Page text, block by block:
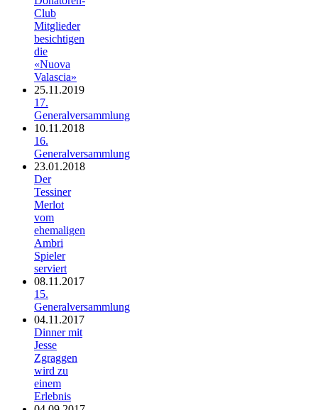
Club
Mitglieder
besichtigen
die
«Nuova
Valascia»
25.11.2019
17.
Generalversammlung
10.11.2018
16.
Generalversammlung
23.01.2018
Der
Tessiner
Merlot
vom
ehemaligen
Ambri
Spieler
serviert
08.11.2017
15.
Generalversammlung
04.11.2017
Dinner mit
Jesse
Zgraggen
wird zu
einem
Erlebnis